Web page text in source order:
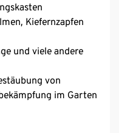
Kiefernzapfen
und viele andere
von
im Garten
Überwintern